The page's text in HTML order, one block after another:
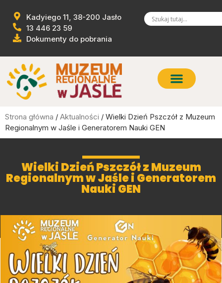
Kadyiego 11, 38-200 Jasło
13 446 23 59
Dokumenty do pobrania
Strona główna / Aktualności / Wielki Dzień Pszczół z Muzeum
Regionalnym w Jaśle i Generatorem Nauki GEN
Wielki Dzień Pszczół z Muzeum
Regionalnym w Jaśle i Generatorem
Nauki GEN